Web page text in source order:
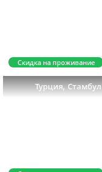
Скидка на проживание
Турция,Стамбул